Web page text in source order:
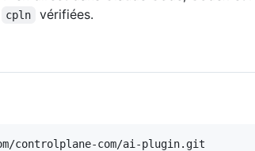
cpln vérifiées.
controlplane-com/ai-plugin.git